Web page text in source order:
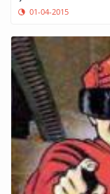
01-04-2015